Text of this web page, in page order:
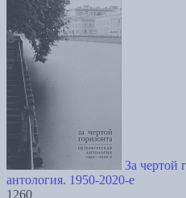
За чертой
антология. 1950-2020-е
1260